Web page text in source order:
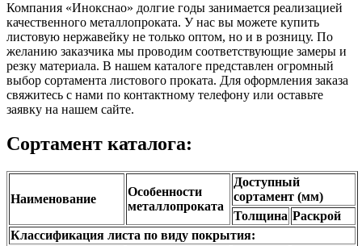
Компания «Инокснао» долгие годы занимается реализацией
качественного металлопроката. У нас вы можете купить
листовую нержавейку не только оптом, но и в розницу. По
желанию заказчика мы проводим соответствующие замеры и
резку материала. В нашем каталоге представлен огромный
выбор сортамента листового проката. Для оформления заказа
свяжитесь с нами по контактному телефону или оставьте
заявку на нашем сайте.
Сортамент каталога:
Наименование
Особенности
металлопроката
Доступный
сортамент (мм)
Толщина Раскрой
Классификация листа по виду покрытия: